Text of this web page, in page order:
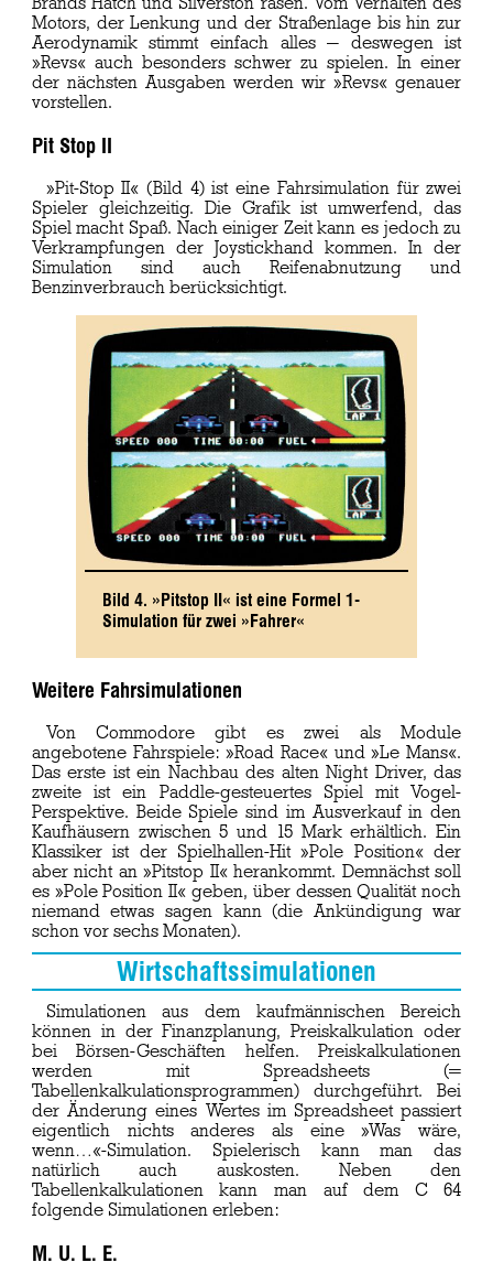
Motors, der Lenkung und der Straßenlage bis hin zur
Aerodynamik stimmt einfach alles — deswegen ist
»Revs« auch besonders schwer zu spielen. In einer
der nächsten Ausgaben werden wir »Revs« genauer
vorstellen.
Pit Stop II
»Pit-Stop II« (Bild 4) ist eine Fahrsimulation für zwei
Spieler gleichzeitig. Die Grafik ist umwerfend, das
Spiel macht Spaß. Nach einiger Zeit kann es jedoch zu
Verkrampfungen der Joystickhand kommen. In der
Simulation sind auch Reifenabnutzung und
Benzinverbrauch berücksichtigt.
Bild 4. »Pitstop II« ist eine Formel 1-
Simulation für zwei »Fahrer«
Weitere Fahrsimulationen
Von Commodore gibt es zwei als Module
angebotene Fahrspiele: »Road Race« und »Le Mans«.
Das erste ist ein Nachbau des alten Night Driver, das
zweite ist ein Paddle-gesteuertes Spiel mit Vogel-
Perspektive. Beide Spiele sind im Ausverkauf in den
Kaufhäusern zwischen 5 und 15 Mark erhältlich. Ein
Klassiker ist der Spielhallen-Hit »Pole Position« der
aber nicht an »Pitstop II« herankommt. Demnächst soll
es »Pole Position II« geben, über dessen Qualität noch
niemand etwas sagen kann (die Ankündigung war
schon vor sechs Monaten).
Wirtschaftssimulationen
Simulationen aus dem kaufmännischen Bereich
können in der Finanzplanung, Preiskalkulation oder
bei Börsen-Geschäften helfen. Preiskalkulationen
werden mit Spreadsheets (=
Tabellenkalkulationsprogrammen) durchgeführt. Bei
der Änderung eines Wertes im Spreadsheet passiert
eigentlich nichts anderes als eine »Was wäre,
wenn…«-Simulation. Spielerisch kann man das
natürlich auch auskosten. Neben den
Tabellenkalkulationen kann man auf dem C 64
folgende Simulationen erleben:
M. U. L. E.